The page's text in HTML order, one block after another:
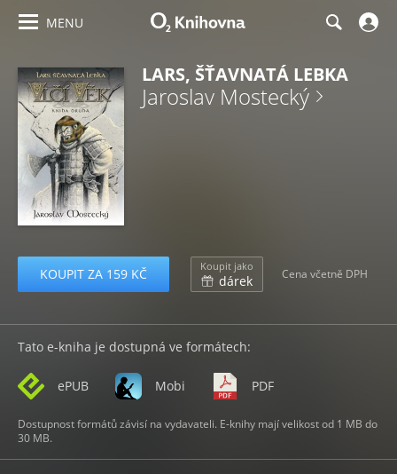
MENU
LARS, ŠŤAVNATÁ LEBKA
Jaroslav Mostecký
KOUPIT ZA 159 KČ Koupit jako
dárek Cena včetně DPH
Tato e-kniha je dostupná ve formátech:
ePUB Mobi PDF
Dostupnost formátů závisí na vydavateli. E-knihy mají velikost od 1 MB do
30 MB.